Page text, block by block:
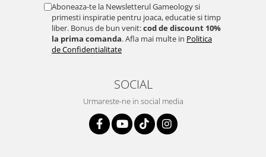
Aboneaza-te la Newsletterul Gameology si
primesti inspiratie pentru joaca, educatie si timp
liber. Bonus de bun venit:cod de discount 10%
la prima comanda. Afla mai multe in Politica
de Confidentialitate
SOCIAL
Urmareste-ne in social media